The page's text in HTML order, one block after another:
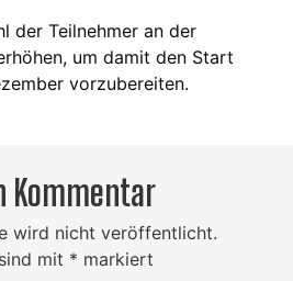
der Teilnehmer an der
um damit den Start
vorzubereiten.
Kommentar
wird nicht veröffentlicht.
mit * markiert